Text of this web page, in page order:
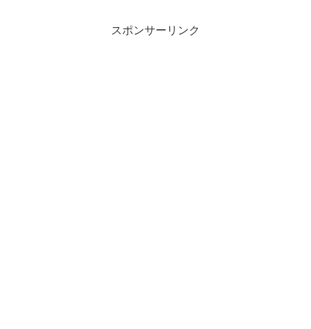
スポンサーリンク